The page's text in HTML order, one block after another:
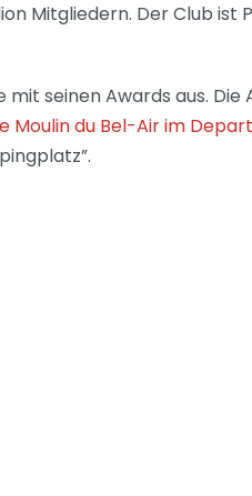
Mitgliedern. Der Club ist
seinen Awards aus. Die
Moulin du Bel-Air im